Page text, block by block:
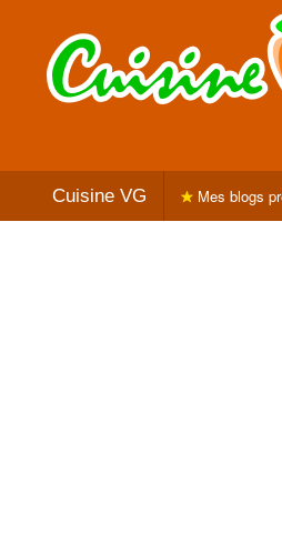
Cuisine VG Mes blogs